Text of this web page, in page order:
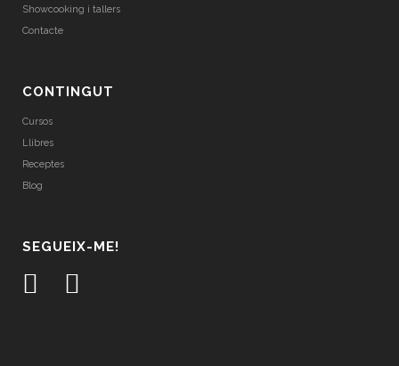
Showcooking i tallers
Contacte
CONTINGUT
Cursos
Llibres
Receptes
Blog
SEGUEIX-ME!